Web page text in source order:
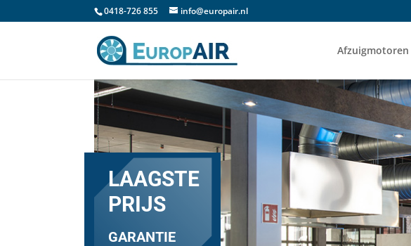
0418-726 855 info@europair.nl
Afzuigmotoren
LAAGSTE
PRIJS
GARANTIE